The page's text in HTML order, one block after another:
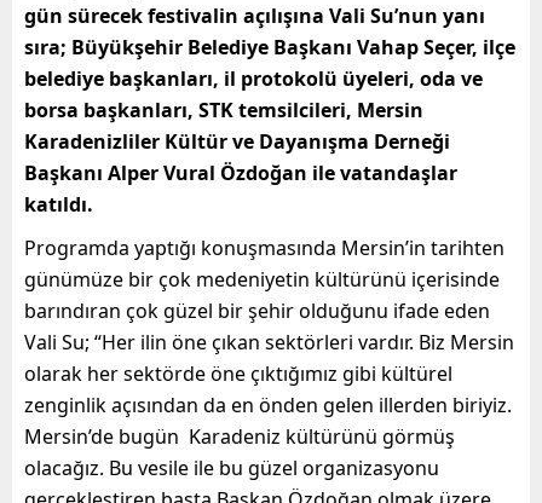
gün sürecek festivalin açılışına Vali Su’nun yanı
sıra; Büyükşehir Belediye Başkanı Vahap Seçer, ilçe
belediye başkanları, il protokolü üyeleri, oda ve
borsa başkanları, STK temsilcileri, Mersin
Karadenizliler Kültür ve Dayanışma Derneği
Başkanı Alper Vural Özdoğan ile vatandaşlar
katıldı.
Programda yaptığı konuşmasında Mersin’in tarihten
günümüze bir çok medeniyetin kültürünü içerisinde
barındıran çok güzel bir şehir olduğunu ifade eden
Vali Su; “Her ilin öne çıkan sektörleri vardır. Biz Mersin
olarak her sektörde öne çıktığımız gibi kültürel
zenginlik açısından da en önden gelen illerden biriyiz.
Mersin’de bugün Karadeniz kültürünü görmüş
olacağız. Bu vesile ile bu güzel organizasyonu